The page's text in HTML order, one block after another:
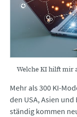
Welche KI hilft mir
Mehr als 300 KI-
den USA, Asien
ständig kommen